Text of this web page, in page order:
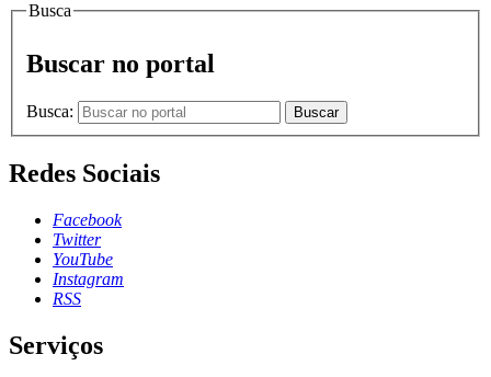
Busca
Buscar no portal
Busca: Buscar
Redes Sociais
Facebook
Twitter
YouTube
Instagram
RSS
Serviços